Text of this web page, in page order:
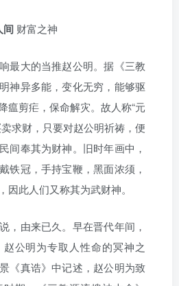
财富之神
最大的当推赵公明。据《三教
神异多能，变化无穷，能够驱
瘟剪疟，保命解灾。故人称“元
求财，只要对赵公明祈祷，便
间奉其为财神。旧时年画中，
铁冠，手持宝鞭，黑面浓须，
因此人们又称其为武财神。
，由来已久。早在晋代年间，
公明为专取人性命的冥神之
《真诰》中记述，赵公明为致